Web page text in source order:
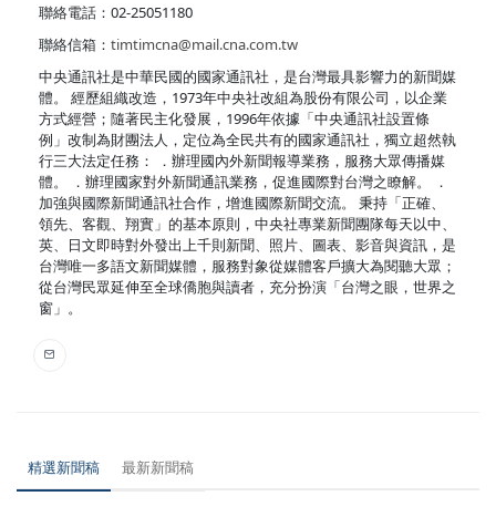
聯絡電話：02-25051180
聯絡信箱： timtimcna@mail.cna.com.tw
中央通訊社是中華民國的國家通訊社，是台灣最具影響力的新聞媒
體。 經歷組織改造，1973年中央社改組為股份有限公司，以企業
方式經營；隨著民主化發展，1996年依據「中央通訊社設置條
例」改制為財團法人，定位為全民共有的國家通訊社，獨立超然執
行三大法定任務： ．辦理國內外新聞報導業務，服務大眾傳播媒
體。 ．辦理國家對外新聞通訊業務，促進國際對台灣之瞭解。 ．
加強與國際新聞通訊社合作，增進國際新聞交流。 秉持「正確、
領先、客觀、翔實」的基本原則，中央社專業新聞團隊每天以中、
英、日文即時對外發出上千則新聞、照片、圖表、影音與資訊，是
台灣唯一多語文新聞媒體，服務對象從媒體客戶擴大為閱聽大眾；
從台灣民眾延伸至全球僑胞與讀者，充分扮演「台灣之眼，世界之
窗」。
精選新聞稿 最新新聞稿